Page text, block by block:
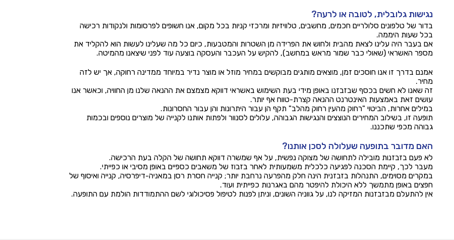
נגישות גלובלית, לטובה או לרעה?
בדור של טלפונים סלולריים חכמים, מחשבים, טלוויזיות ומרכזי קניות בכל מקום, אנו חשופים לפרסומות ולנקודות רכישה
בכל שעות היממה.
אם בעבר היה עלינו לצאת מהבית ולחוש את הפרידה מן השטרות והמטבעות, כיום כל מה שעלינו לעשות הוא להקליד את
מספר האשראי (שאולי כבר שמור מראש במחשב), להקיש על העכבר והעסקה בוצעה עוד לפני שיצאנו מהמיטה.
אמנם בדרך זו אנו חוסכים זמן, מוצאים מותגים מבוקשים במחיר מוזל או מוצר נדיר במיוחד ממדינה רחוקה, אך יש לזה
מחיר.
זה שאנו לא חשים בכסף שבזבזנו באופן מידי בעת השימוש באשראי דווקא מצמצם את ההנאה שלנו מן החוויה, וכאשר אנו
עושים זאת באמצעות האינטרנט ההנאה קצרת-טווח אף יותר.
במילים אחרות, הביטוי "רחוק מהעין רחוק מהלב" תקף הן עבור היתרונות והן עבור החסרונות.
תופעה זו, בשילוב המחירים הנוצצים והנגישות הגבוהה, עלולים לסנוור ולפתות אותנו לקנייה של מוצרים נוספים ובכמות
גבוהה מכפי שתכננו.
האם מדובר בתופעה שעלולה לסכן אותנו?
לא פעם בזבזנות מובילה לתחושה של מצוקה נפשית, על אף שמשרה דווקא תחושה של הקלה בעת הרכישה.
מעבר לכך, קיימת הסכנה לפגיעה כלכלית משמעותית לאחר בזבוז של משאבים כספיים באופן מסיבי או כפייתי.
במקרים מסוימים, התנהלות בזבזנית הינה חלק מהפרעה נרחבת יותר; קנייה חסרת רסן במאניה-דיפרסיה, קנייה ואיסוף של
חפצים באופן מתמשך ללא היכולת להיפטר מהם באגרנות כפייתית ועוד.
אין להתעלם מבזבזנות המזיקה לנו, על גווניה השונים, וניתן לפנות לטיפול פסיכולוגי לשם ההתמודדות הולמת עם התופעה.